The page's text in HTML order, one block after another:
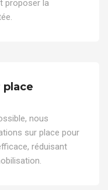
proposer la
place
nous
sur place pour
réduisant